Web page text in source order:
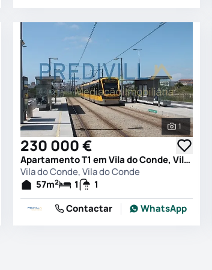
as fotografias Ver
1
230 000 €
Apartamento T1 em Vila do Conde, Vila do Conde
Vila do Conde, Vila do Conde
57m2 1
1
Contactar
WhatsApp